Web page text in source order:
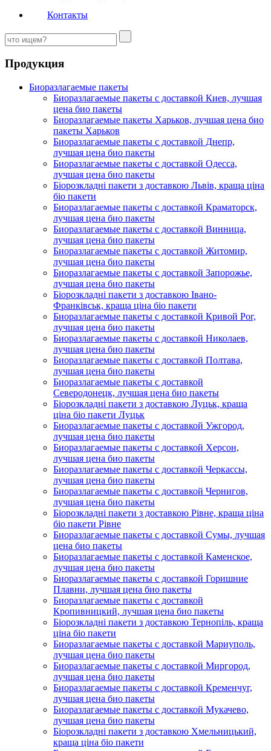
Контакты
Продукция
Биоразлагаемые пакеты
Биоразлагаемые пакеты с доставкой Киев, лучшая
цена био пакеты
Биоразлагаемые пакеты Харьков, лучшая цена био
пакеты Харьков
Биоразлагаемые пакеты с доставкой Днепр,
лучшая цена био пакеты
Биоразлагаемые пакеты с доставкой Одесса,
лучшая цена био пакеты
Біорозкладні пакети з доставкою Львів, краща ціна
біо пакети
Биоразлагаемые пакеты с доставкой Краматорск,
лучшая цена био пакеты
Биоразлагаемые пакеты с доставкой Винница,
лучшая цена био пакеты
Биоразлагаемые пакеты с доставкой Житомир,
лучшая цена био пакеты
Биоразлагаемые пакеты с доставкой Запорожье,
лучшая цена био пакеты
Біорозкладні пакети з доставкою Івано-
Франківськ, краща ціна біо пакети
Биоразлагаемые пакеты с доставкой Кривой Рог,
лучшая цена био пакеты
Биоразлагаемые пакеты с доставкой Николаев,
лучшая цена био пакеты
Биоразлагаемые пакеты с доставкой Полтава,
лучшая цена био пакеты
Биоразлагаемые пакеты с доставкой
Северодонецк, лучшая цена био пакеты
Біорозкладні пакети з доставкою Луцьк, краща
ціна біо пакети Луцьк
Биоразлагаемые пакеты с доставкой Ужгород,
лучшая цена био пакеты
Биоразлагаемые пакеты с доставкой Херсон,
лучшая цена био пакеты
Биоразлагаемые пакеты с доставкой Черкассы,
лучшая цена био пакеты
Биоразлагаемые пакеты с доставкой Чернигов,
лучшая цена био пакеты
Біорозкладні пакети з доставкою Рівне, краща ціна
біо пакети Рівне
Биоразлагаемые пакеты с доставкой Сумы, лучшая
цена био пакеты
Биоразлагаемые пакеты с доставкой Каменское,
лучшая цена био пакеты
Биоразлагаемые пакеты с доставкой Горишние
Плавни, лучшая цена био пакеты
Биоразлагаемые пакеты с доставкой
Кропивницкий, лучшая цена био пакеты
Біорозкладні пакети з доставкою Тернопіль, краща
ціна біо пакети
Биоразлагаемые пакеты с доставкой Мариуполь,
лучшая цена био пакеты
Биоразлагаемые пакеты с доставкой Миргород,
лучшая цена био пакеты
Биоразлагаемые пакеты с доставкой Кременчуг,
лучшая цена био пакеты
Биоразлагаемые пакеты с доставкой Мукачево,
лучшая цена био пакеты
Біорозкладні пакети з доставкою Хмельницький,
краща ціна біо пакети